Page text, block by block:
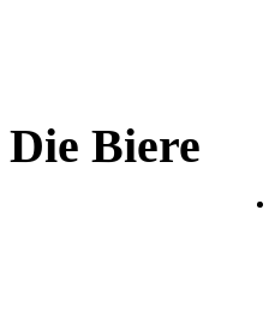
Die Biere